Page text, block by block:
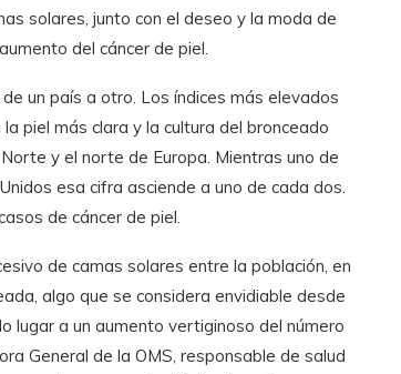
solares, junto con el deseo y la moda de
del cáncer de piel.
un país a otro. Los índices más elevados
piel más clara y la cultura del bronceado
y el norte de Europa. Mientras uno de
esa cifra asciende a uno de cada dos.
de cáncer de piel.
de camas solares entre la población, en
algo que se considera envidiable desde
lugar a un aumento vertiginoso del número
General de la OMS, responsable de salud